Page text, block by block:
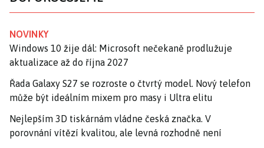
NOVINKY
Windows 10 žije dál: Microsoft nečekaně prodlužuje
aktualizace až do října 2027
Řada Galaxy S27 se rozroste o čtvrtý model. Nový telefon
může být ideálním mixem pro masy i Ultra elitu
Nejlepším 3D tiskárnám vládne česká značka. V
porovnání vítězí kvalitou, ale levná rozhodně není